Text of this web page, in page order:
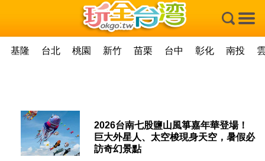
×
基隆 台北 桃園 新竹 苗栗 台中 彰化 南投
2026台南七股鹽山風箏嘉年華登場！
巨大外星人、太空梭現身天空，暑假必
訪奇幻景點